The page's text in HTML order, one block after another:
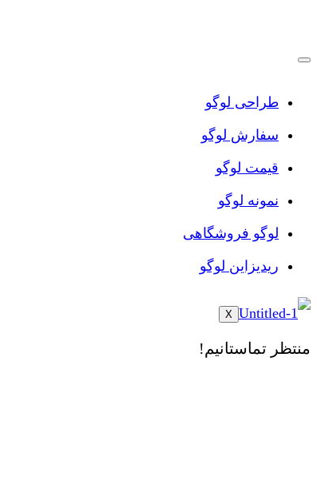
طراحی لوگو
سفارش لوگو
قیمت لوگو
نمونه لوگو
لوگو فروشگاهی
ریدیزاین لوگو
X
منتظر تماستانیم!